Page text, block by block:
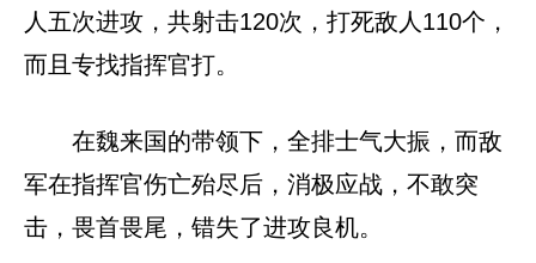
人五次进攻，共射击120次，打死敌人110个，
而且专找指挥官打。
在魏来国的带领下，全排士气大振，而敌
军在指挥官伤亡殆尽后，消极应战，不敢突
击，畏首畏尾，错失了进攻良机。